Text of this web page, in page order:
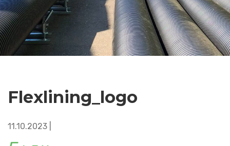
Flexlining_logo
11.10.2023 |